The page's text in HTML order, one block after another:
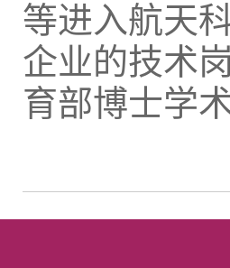
等进入航天
企业的技术
育部博士学